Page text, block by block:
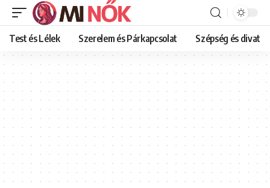
Test és Lélek Szerelem és Párkapcsolat Szépség és divat